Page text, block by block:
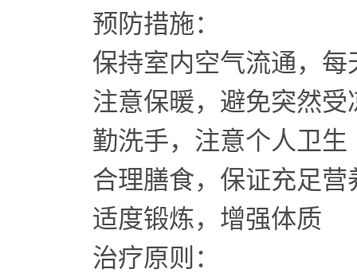
预防措施：
保持室内空气流通，每
注意保暖，避免突然受
勤洗手，注意个人卫生
合理膳食，保证充足营
适度锻炼，增强体质
治疗原则：